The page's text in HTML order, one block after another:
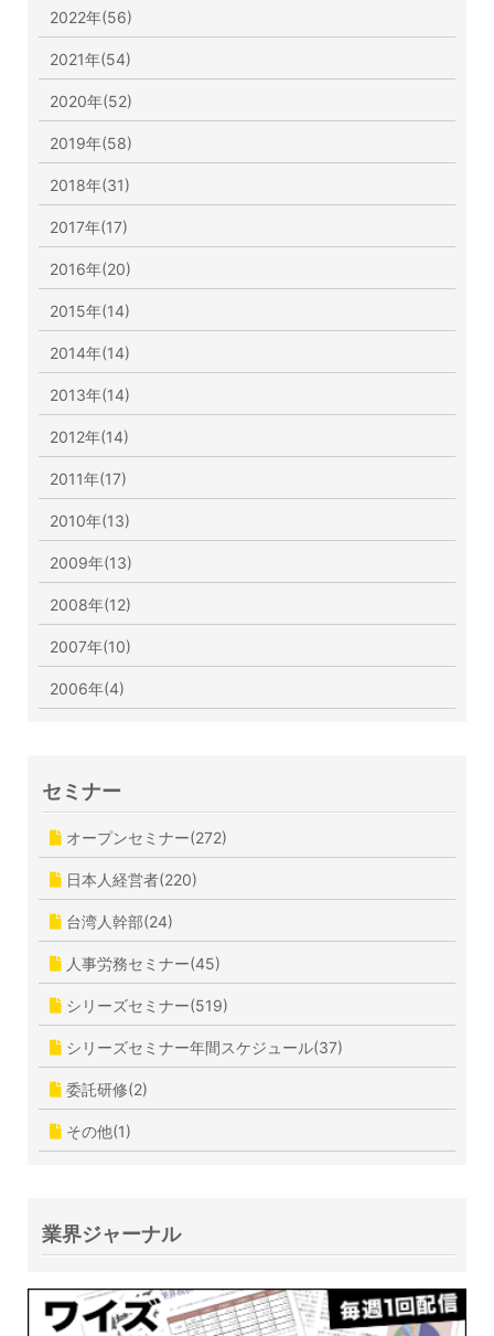
2022年(56)
2021年(54)
2020年(52)
2019年(58)
2018年(31)
2017年(17)
2016年(20)
2015年(14)
2014年(14)
2013年(14)
2012年(14)
2011年(17)
2010年(13)
2009年(13)
2008年(12)
2007年(10)
2006年(4)
セミナー
オープンセミナー(272)
日本人経営者(220)
台湾人幹部(24)
人事労務セミナー(45)
シリーズセミナー(519)
シリーズセミナー年間スケジュール(37)
委託研修(2)
その他(1)
業界ジャーナル